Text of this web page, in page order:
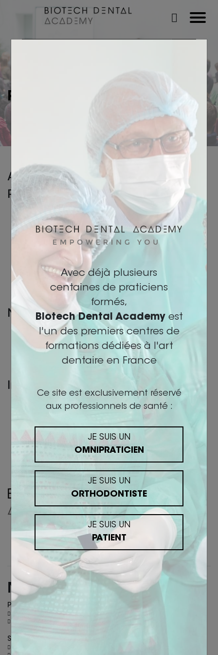
Avec déjà plusieurs
centaines de praticiens
formés,
Biotech Dental Academyest
l'un des premiers centres de
formations dédiées à l'art
dentaire en France
Ce site est exclusivement réservé
aux professionnels de santé :
JE SUIS UN
OMNIPRATICIEN
JE SUIS UN
ORTHODONTISTE
JE SUIS UN
PATIENT
PLAN DU SITE
Accueil
Pages de Formations
Biotech Dental Ortho
Orthodontie Invisible
Acide Hyaluronique
1000 sourires du Maroc
Esthetique
Prothèse dentaire
Assistant(e)
Nos Contenus
Les Intervenants
Nos Centres
FAS
Datadock
Informations Légales
CGV / CGU
Politique de Protection des Données
Mentions Légales
Cookies
Nous contacter
PARIS
36 Rue des Petits champs - 75002 Paris
SALON-DE-PROVENCE